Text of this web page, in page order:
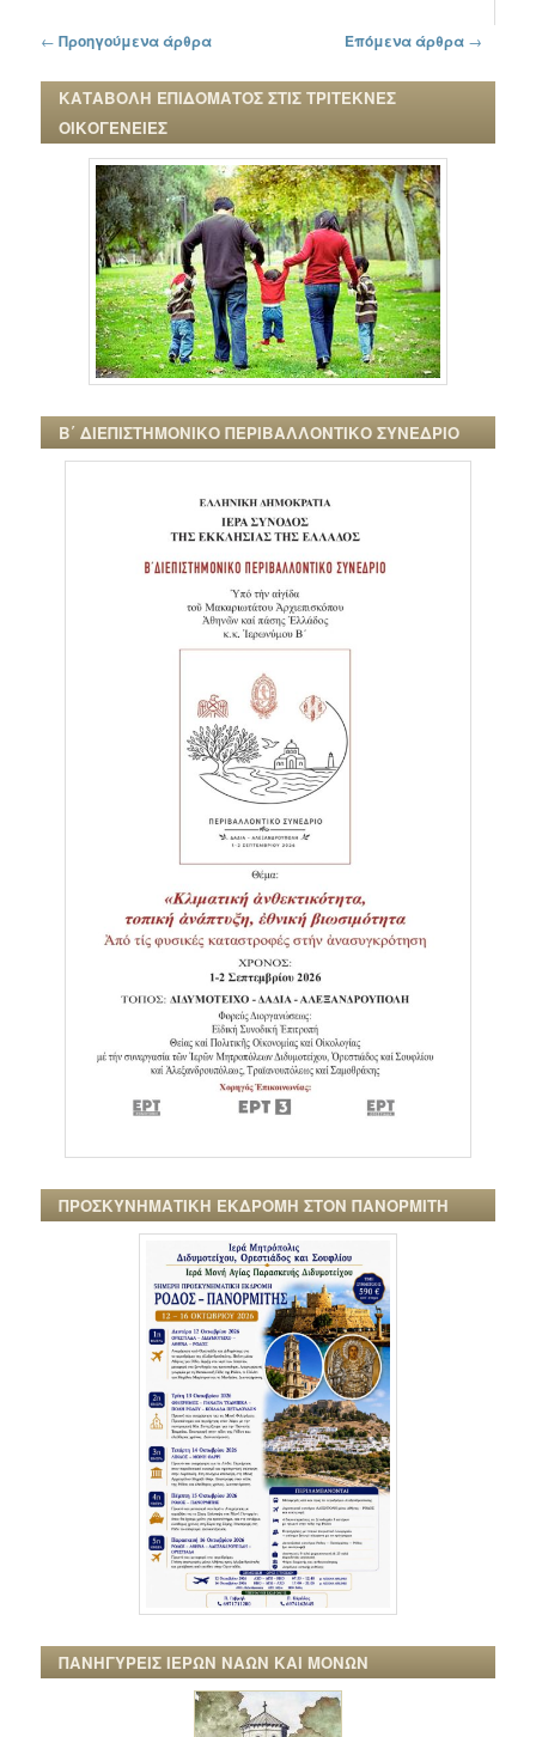
Πλοήγηση στα άρθρα
← Προηγούμενα άρθρα Επόμενα άρθρα →
ΚΑΤΑΒΟΛΗ ΕΠΙΔΟΜΑΤΟΣ ΣΤΙΣ ΤΡΙΤΕΚΝΕΣ
ΟΙΚΟΓΕΝΕΙΕΣ
Β΄ ΔΙΕΠΙΣΤΗΜΟΝΙΚΟ ΠΕΡΙΒΑΛΛΟΝΤΙΚΟ ΣΥΝΕΔΡΙΟ
ΠΡΟΣΚΥΝΗΜΑΤΙΚΗ ΕΚΔΡΟΜΗ ΣΤΟΝ ΠΑΝΟΡΜΙΤΗ
ΠΑΝΗΓΥΡΕΙΣ ΙΕΡΩΝ ΝΑΩΝ ΚΑΙ ΜΟΝΩΝ